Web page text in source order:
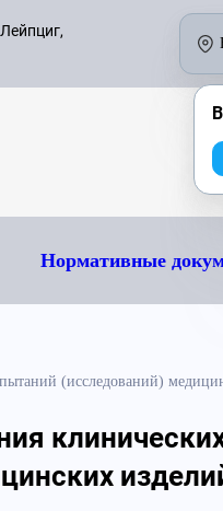
с 09:00 до 18:00:
8 495 246-
Нормативные
(исследований)